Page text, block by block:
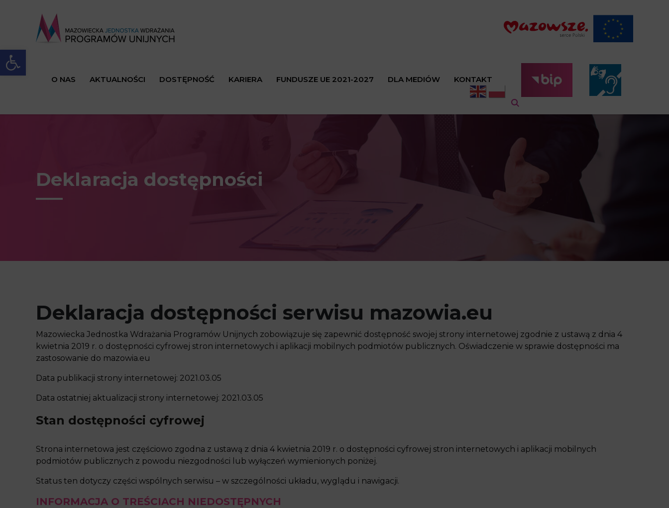
Open toolbar
O NAS AKTUALNOŚCI DOSTĘPNOŚĆ KARIERA FUNDUSZE UE 2021-2027 DLA MEDIÓW KONTAKT
Deklaracja dostępności
Deklaracja dostępności serwisu mazowia.eu
Mazowiecka Jednostka Wdrażania Programów Unijnych zobowiązuje się zapewnić dostępność swojej strony internetowej zgodnie z ustawą z dnia 4
kwietnia 2019 r. o dostępności cyfrowej stron internetowych i aplikacji mobilnych podmiotów publicznych. Oświadczenie w sprawie dostępności ma
zastosowanie do mazowia.eu
Data publikacji strony internetowej: 2021.03.05
Data ostatniej aktualizacji strony internetowej: 2021.03.05
Stan dostępności cyfrowej
Strona internetowa jest częściowo zgodna z ustawą z dnia 4 kwietnia 2019 r. o dostępności cyfrowej stron internetowych i aplikacji mobilnych
podmiotów publicznych z powodu niezgodności lub wyłączeń wymienionych poniżej.
Status ten dotyczy części wspólnych serwisu – w szczególności układu, wyglądu i nawigacji.
INFORMACJA O TREŚCIACH NIEDOSTĘPNYCH